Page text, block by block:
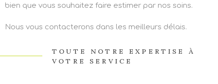
bien que vous souhaitez faire estimer par nos soins.
Nous vous contacterons dans les meilleurs délais.
TOUTE NOTRE EXPERTISE À
VOTRE SERVICE